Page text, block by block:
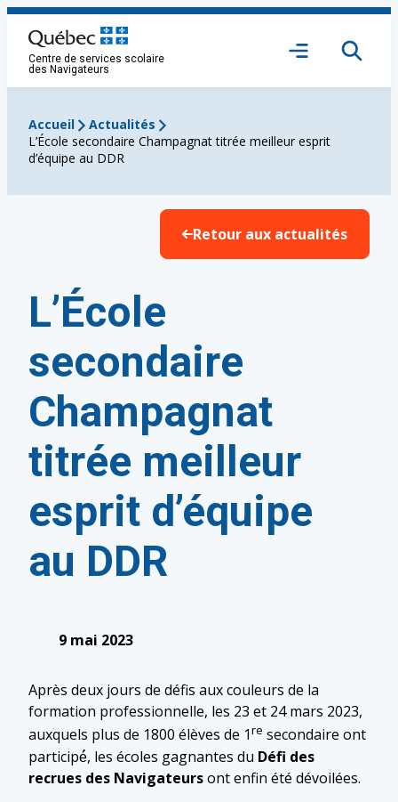
Aller
contenu
Centre de services scolaire
des Navigateurs
Ouvrir
Accueil
Actualités
L’École secondaire Champagnat titrée meilleur esprit
d’équipe au DDR
Retour aux actualités
L’École
secondaire
Champagnat
titrée meilleur
esprit d’équipe
au DDR
9 mai 2023
Après deux jours de défis aux couleurs de la
formation professionnelle, les 23 et 24 mars 2023,
auxquels plus de 1800 élèves de 1re secondaire ont
participé́, les écoles gagnantes du Défi des
recrues des Navigateursont enfin été dévoilées.